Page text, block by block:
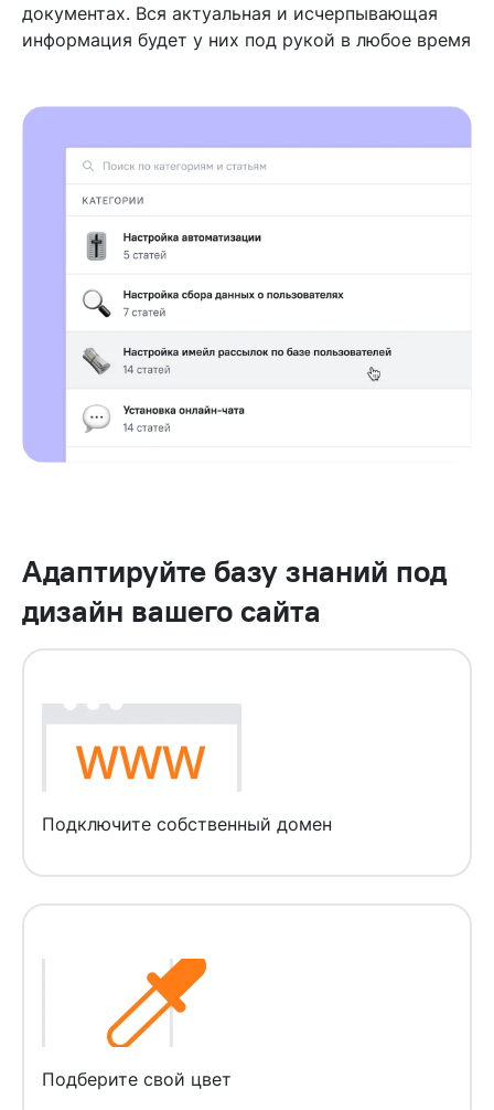
документах. Вся актуальная и исчерпывающая
информация будет у них под рукой в любое время
Адаптируйте базу знаний под
дизайн вашего сайта
Подключите собственный домен
Подберите свой цвет